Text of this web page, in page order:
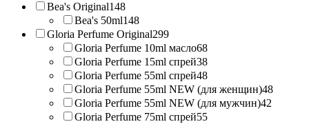
Bea's Original148
Bea's 50ml148
Gloria Perfume Original299
Gloria Perfume 10ml масло68
Gloria Perfume 15ml спрей38
Gloria Perfume 55ml спрей48
Gloria Perfume 55ml NEW (для женщин)48
Gloria Perfume 55ml NEW (для мужчин)42
Gloria Perfume 75ml спрей55